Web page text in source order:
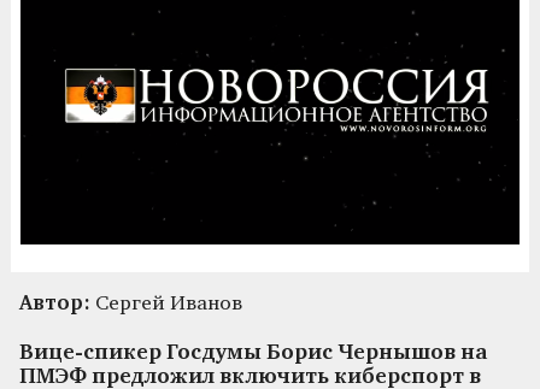
Автор: Сергей Иванов
Вице-спикер Госдумы Борис Чернышов на
ПМЭФ предложил включить киберспорт в